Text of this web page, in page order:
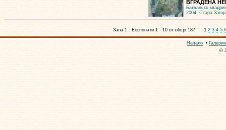
ВГРАДЕНА
Балканско
2004, Стара
Зала 1 : Експонати 1 - 10 от общо 187. 1 2 3 4 5 6
Начало • Галерии
©